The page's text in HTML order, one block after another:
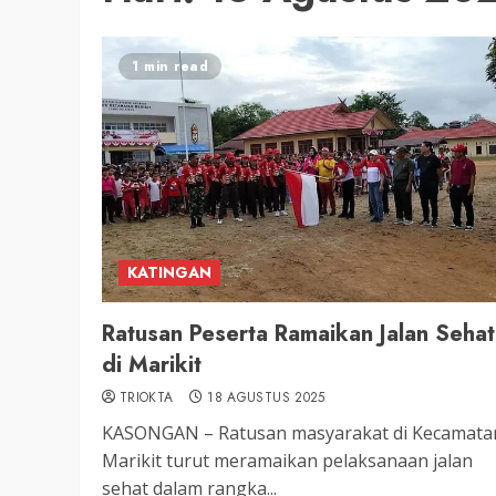
1 min read
KATINGAN
Ratusan Peserta Ramaikan Jalan Sehat
di Marikit
TRIOKTA 18 AGUSTUS 2025
KASONGAN – Ratusan masyarakat di
Marikit turut meramaikan pelaksanaan jalan
sehat dalam rangka...